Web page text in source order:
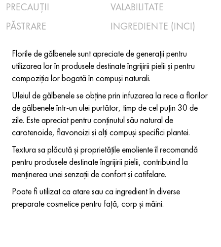
PRECAUȚII
VALABILITATE
PĂSTRARE
INGREDIENTE (INCI)
Florile de gălbenele sunt apreciate de generații pentru
utilizarea lor în produsele destinate îngrijirii pielii și pentru
compoziția lor bogată în compuși naturali.
Uleiul de gălbenele se obține prin infuzarea la rece a florilor
de gălbenele într-un ulei purtător, timp de cel puțin 30 de
zile. Este apreciat pentru conținutul său natural de
carotenoide, flavonoizi și alți compuși specifici plantei.
Textura sa plăcută și proprietățile emoliente îl recomandă
pentru produsele destinate îngrijirii pielii, contribuind la
menținerea unei senzații de confort și catifelare.
Poate fi utilizat ca atare sau ca ingredient în diverse
preparate cosmetice pentru față, corp și mâini.